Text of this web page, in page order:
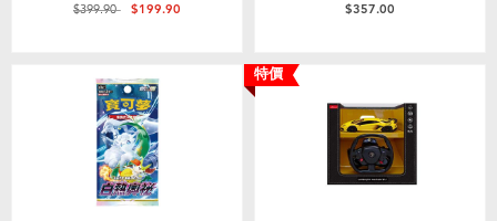
價格從
$399.90至$199.90 $357.00
特價